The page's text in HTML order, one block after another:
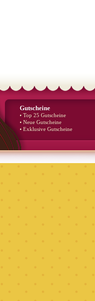
Gutscheine
• Top 25 Gutscheine
• Neue Gutscheine
• Exklusive Gutscheine